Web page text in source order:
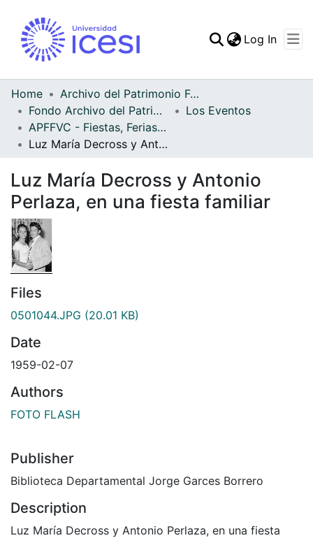
Statistics
Log In
Home
Archivo del Patrimonio Fotográfico y Fílmico del Valle del Cauca
Fondo Archivo del Patrimonio Fotográfico y Fílmico del Valle del Cauca
Los Eventos
APFFVC - Fiestas, Ferias y Carnavales - Patrimonial
Luz María Decross y Antonio Perlaza, en una fiesta familiar
Luz María Decross y Antonio
Perlaza, en una fiesta familiar
Files
0501044.JPG (20.01 KB)
Date
1959-02-07
Authors
FOTO FLASH
Publisher
Biblioteca Departamental Jorge Garces Borrero
Description
Luz María Decross y Antonio Perlaza, en una fiesta